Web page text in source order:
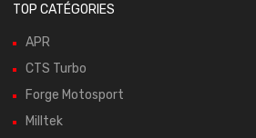
TOP CATÉGORIES
APR
CTS Turbo
Forge Motosport
Milltek